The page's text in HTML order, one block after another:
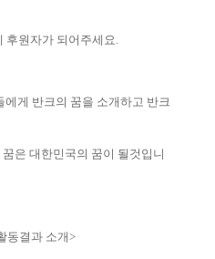
후원자가 되어주세요.
게 반크의 꿈을 소개하고 반크
은 대한민국의 꿈이 될것입니
동결과 소개>